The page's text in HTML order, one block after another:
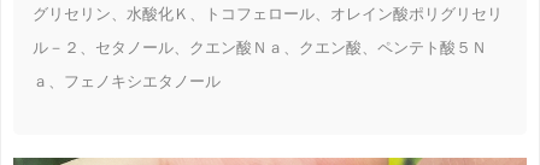
グリセリン、水酸化Ｋ、トコフェロール、オレイン酸ポリグリセリ
ル－２、セタノール、クエン酸Ｎａ、クエン酸、ペンテト酸５Ｎ
ａ、フェノキシエタノール